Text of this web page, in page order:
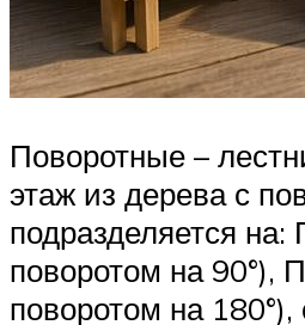
Поворотные –
этаж из дерева с
подразделяется
поворотом на 90°),
поворотом на